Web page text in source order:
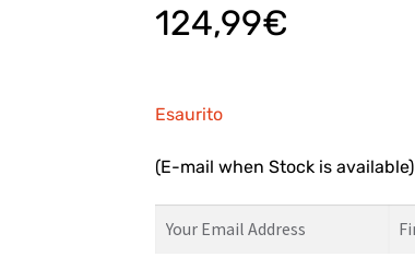
124,99€
Esaurito
(E-mail when Stock is available)